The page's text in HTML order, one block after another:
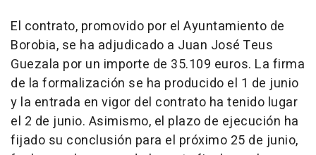
El contrato, promovido por el Ayuntamiento de
Borobia, se ha adjudicado a Juan José Teus
Guezala por un importe de 35.109 euros. La firma
de la formalización se ha producido el 1 de junio
y la entrada en vigor del contrato ha tenido lugar
el 2 de junio. Asimismo, el plazo de ejecución ha
fijado su conclusión para el próximo 25 de junio,